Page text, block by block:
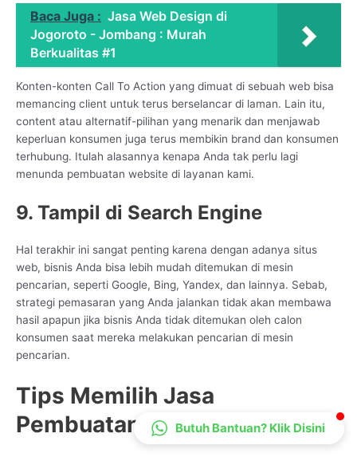
Baca Juga : Jasa Web Design di
Jogoroto - Jombang : Murah
Berkualitas #1
Konten-konten Call To Action yang dimuat di sebuah web bisa
memancing client untuk terus berselancar di laman. Lain itu,
content atau alternatif-pilihan yang menarik dan menjawab
keperluan konsumen juga terus membikin brand dan konsumen
terhubung. Itulah alasannya kenapa Anda tak perlu lagi
menunda pembuatan website di layanan kami.
9. Tampil di Search Engine
Hal terakhir ini sangat penting karena dengan adanya situs
web, bisnis Anda bisa lebih mudah ditemukan di mesin
pencarian, seperti Google, Bing, Yandex, dan lainnya. Sebab,
strategi pemasaran yang Anda jalankan tidak akan membawa
hasil apapun jika bisnis Anda tidak ditemukan oleh calon
konsumen saat mereka melakukan pencarian di mesin
pencarian.
Tips Memilih Jasa
Pembuatan Web Terbaik
CS Lenteraweb
Online
Butuh Bantuan? Klik Disini